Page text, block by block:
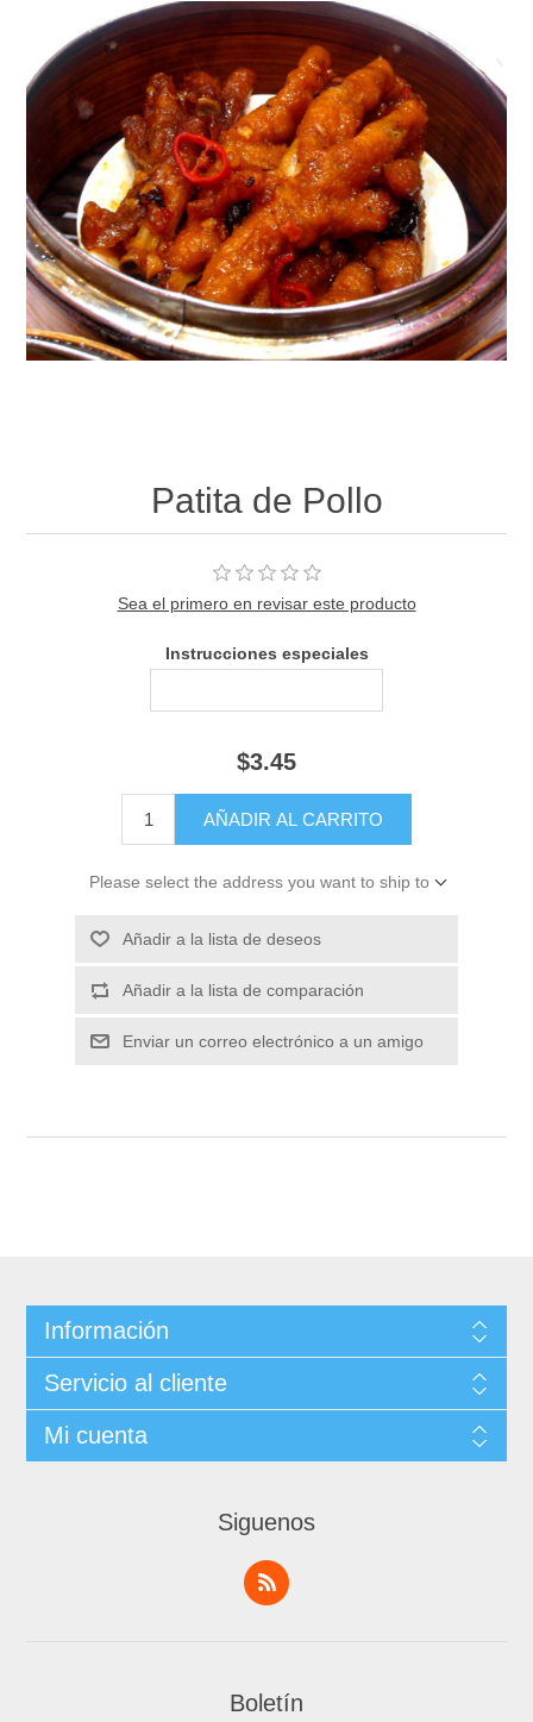
Patita de Pollo
Sea el primero en revisar este producto
Instrucciones especiales
$3.45
Please select the address you want to ship to
Información
Servicio al cliente
Mi cuenta
Siguenos
Boletín